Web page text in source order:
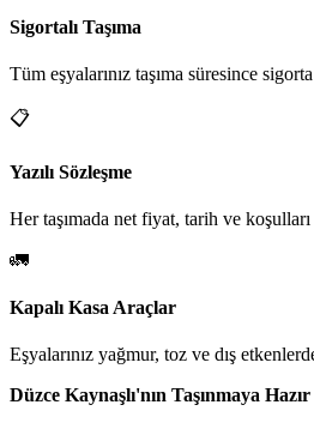
Sigortalı Taşıma
Tüm eşyalarınız taşıma süresince
📋
Yazılı Sözleşme
Her taşımada net fiyat, tarih ve
🚛
Kapalı Kasa Araçlar
Eşyalarınız yağmur, toz ve dış
Düzce Kaynaşlı'nın Taşınmaya Hazır